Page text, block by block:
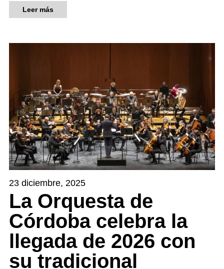
Leer más
23 diciembre, 2025
La Orquesta de
Córdoba celebra la
llegada de 2026 con
su tradicional